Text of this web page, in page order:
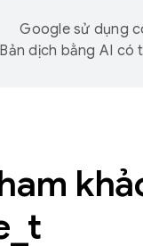
Google sử dụng
dịch bằng AI có
t